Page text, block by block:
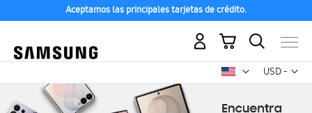
Aceptamos las principales tarjetas de crédito.
USD -
dólar
Mi carrito